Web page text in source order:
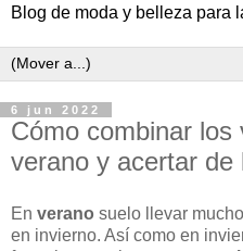
Blog de moda y belleza para
6 jun 2022
Cómo combinar
verano y acertar de
En verano suelo llevar
en invierno. Así como en